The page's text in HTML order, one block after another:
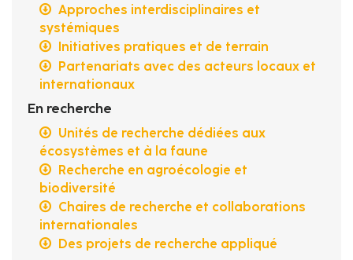
Approches interdisciplinaires et
systémiques
Initiatives pratiques et de terrain
Partenariats avec des acteurs locaux et
internationaux
En recherche
Unités de recherche dédiées aux
écosystèmes et à la faune
Recherche en agroécologie et
biodiversité
Chaires de recherche et collaborations
internationales
Des projets de recherche appliqué